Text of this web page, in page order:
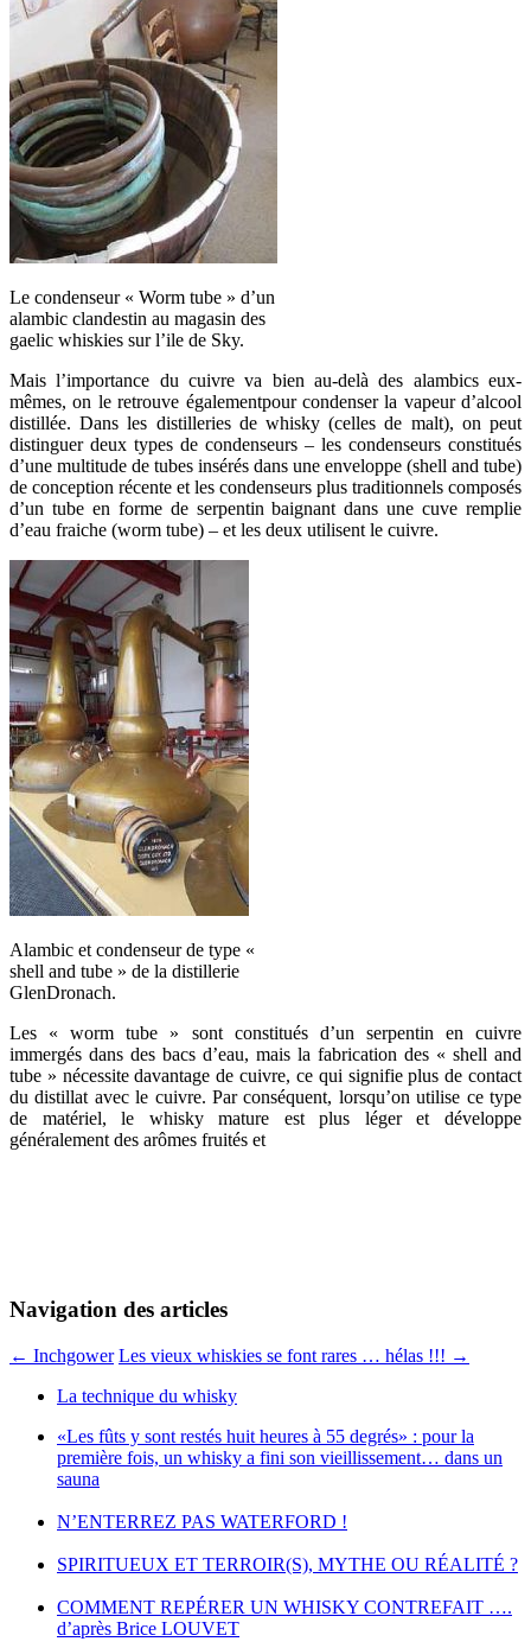
Le condenseur « Worm tube » d’un
alambic clandestin au magasin des
gaelic whiskies sur l’ile de Sky.
Mais l’importance du cuivre va bien au-delà des alambics eux-
mêmes, on le retrouve égalementpour condenser la vapeur d’alcool
distillée. Dans les distilleries de whisky (celles de malt), on peut
distinguer deux types de condenseurs – les condenseurs constitués
d’une multitude de tubes insérés dans une enveloppe (shell and tube)
de conception récente et les condenseurs plus traditionnels composés
d’un tube en forme de serpentin baignant dans une cuve remplie
d’eau fraiche (worm tube) – et les deux utilisent le cuivre.
Alambic et condenseur de type «
shell and tube » de la distillerie
GlenDronach.
Les « worm tube » sont constitués d’un serpentin en cuivre
immergés dans des bacs d’eau, mais la fabrication des « shell and
tube » nécessite davantage de cuivre, ce qui signifie plus de contact
du distillat avec le cuivre. Par conséquent, lorsqu’on utilise ce type
de matériel, le whisky mature est plus léger et développe
généralement des arômes fruités et
Navigation des articles
← Inchgower Les vieux whiskies se font rares … hélas !!! →
La technique du whisky
«Les fûts y sont restés huit heures à 55 degrés» : pour la
première fois, un whisky a fini son vieillissement… dans un
sauna
N’ENTERREZ PAS WATERFORD !
SPIRITUEUX ET TERROIR(S), MYTHE OU RÉALITÉ ?
COMMENT REPÉRER UN WHISKY CONTREFAIT ….
d’après Brice LOUVET